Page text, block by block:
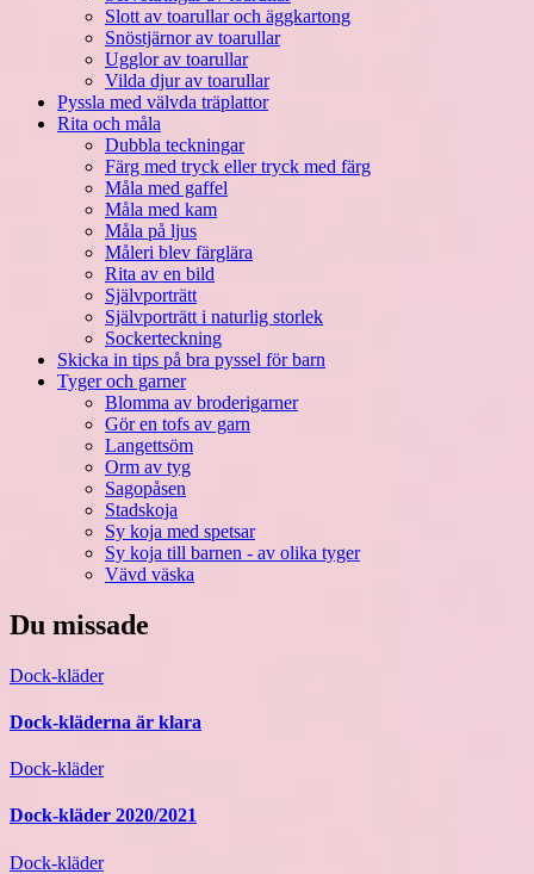
Slott av toarullar och äggkartong
Snöstjärnor av toarullar
Ugglor av toarullar
Vilda djur av toarullar
Pyssla med välvda träplattor
Rita och måla
Dubbla teckningar
Färg med tryck eller tryck med färg
Måla med gaffel
Måla med kam
Måla på ljus
Måleri blev färglära
Rita av en bild
Självporträtt
Självporträtt i naturlig storlek
Sockerteckning
Skicka in tips på bra pyssel för barn
Tyger och garner
Blomma av broderigarner
Gör en tofs av garn
Langettsöm
Orm av tyg
Sagopåsen
Stadskoja
Sy koja med spetsar
Sy koja till barnen - av olika tyger
Vävd väska
Du missade
Dock-kläder
Dock-kläderna är klara
Dock-kläder
Dock-kläder 2020/2021
Dock-kläder